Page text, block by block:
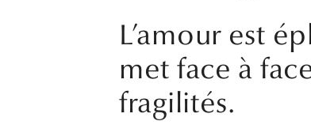
L’amour est
met face à
fragilités.